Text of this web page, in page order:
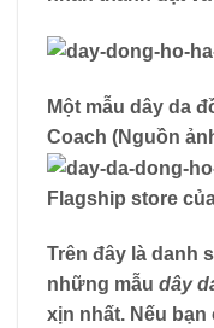
Một mẫu dây da
Coach (Nguồn
Flagship store
Trên đây là danh
những mẫu dây
xịn nhất. Nếu